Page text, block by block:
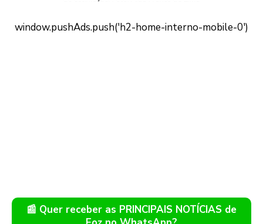
📰 Quer receber as PRINCIPAIS NOTÍCIAS de